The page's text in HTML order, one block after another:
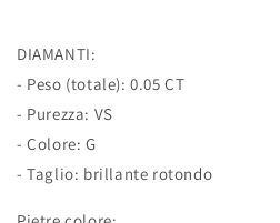
DIAMANTI:
- Peso (totale): 0.05 CT
- Purezza: VS
- Colore: G
- Taglio: brillante rotondo